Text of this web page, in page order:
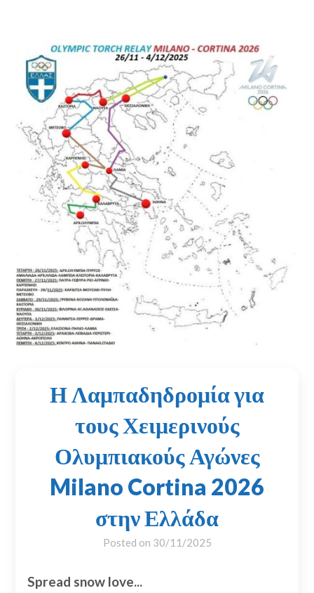
Η Λαμπαδηδρομία για
τους Χειμερινούς
Ολυμπιακούς Αγώνες
Milano Cortina 2026
στην Ελλάδα
Posted on 30/11/2025
Spread snow love...